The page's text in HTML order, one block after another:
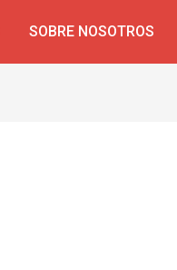
SOBRE NOSOTROS